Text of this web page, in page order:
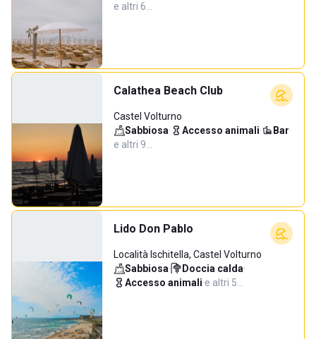
e altri 6…
Calathea Beach Club
Castel Volturno
Sabbiosa· Accesso animali· Bar·
e altri 9…
Lido Don Pablo
Località Ischitella, Castel Volturno
Sabbiosa· Doccia calda·
Accesso animali·e altri 5…